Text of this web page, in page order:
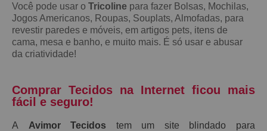
Você pode usar o Tricoline para fazer Bolsas, Mochilas,
Jogos Americanos, Roupas, Souplats, Almofadas, para
revestir paredes e móveis, em artigos pets, itens de
cama, mesa e banho, e muito mais. É só usar e abusar
da criatividade!
Comprar Tecidos na Internet ficou mais
fácil e seguro!
A Avimor Tecidos tem um site blindado para